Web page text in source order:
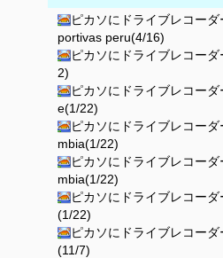
ピカソにドライブレコー
portivas peru(4/16)
ピカソにドライブレコー
2)
ピカソにドライブレコー
e(1/22)
ピカソにドライブレコー
mbia(1/22)
ピカソにドライブレコー
mbia(1/22)
ピカソにドライブレコー
(1/22)
ピカソにドライブレコー
(11/7)